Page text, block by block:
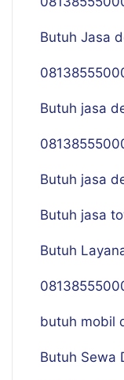
Butuh Jasa
Butuh jasa
Butuh jasa
Butuh jasa
Butuh
butuh mobil
Butuh Sewa